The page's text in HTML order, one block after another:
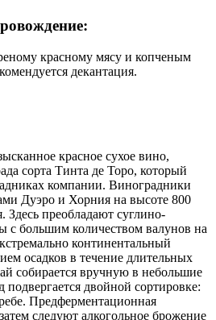
красному мясу и копченым
декантация.
красное сухое вино,
сорта Тинта де Торо, который
компании. Виноградники
Дуэро и Хорния на высоте 800
Здесь преобладают суглино-
с большим количеством валунов на
континентальный
осадков в течение длительных
собирается вручную в небольшие
двойной сортировке:
Предферментационная
следуют алкогольное брожение